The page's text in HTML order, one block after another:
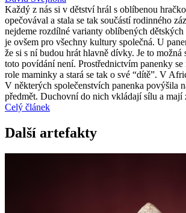
Každý z nás si v dětství hrál s oblíbenou
opečovával a stala se tak součástí rodinného
nejdeme rozdílné varianty oblíbených dětských
je ovšem pro všechny kultury společná. U
že si s ní budou hrát hlavně dívky. Je to možná
toto povídání není. Prostřednictvím panenky
role maminky a stará se tak o své “dítě”. V
V některých společenstvích panenka povýšila
předmět. Duchovní do nich vkládají sílu a mají
Celý článek
Další artefakty